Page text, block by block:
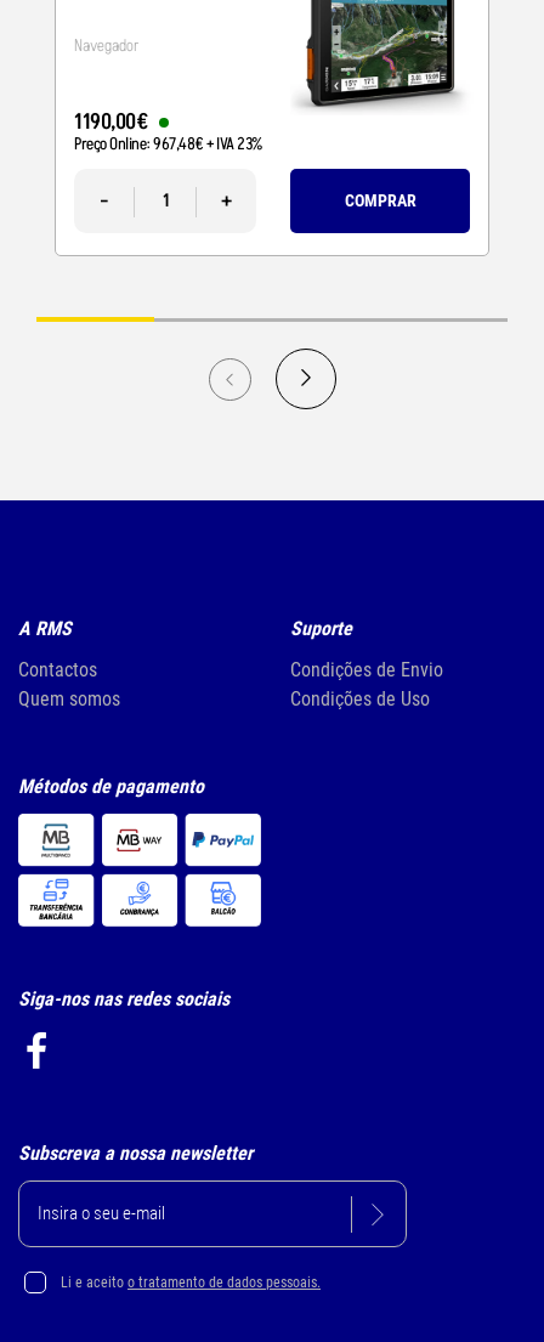
Navegador
1190,00€
Preço Online:967,48€+ IVA 23%
- + COMPRAR
A RMS
Contactos
Quem somos
Suporte
Condições de Envio
Condições de Uso
Métodos de pagamento
Siga-nos nas redes sociais
Subscreva a nossa newsletter
Li e aceito o tratamento de dados pessoais.